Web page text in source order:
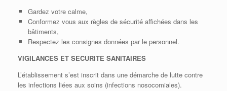
Gardez votre calme,
Conformez vous aux règles de sécurité affichées dans les
bâtiments,
Respectez les consignes données par le personnel.
VIGILANCES ET SECURITE SANITAIRES
L’établissement s’est inscrit dans une démarche de lutte contre
les infections liées aux soins (infections nosocomiales).